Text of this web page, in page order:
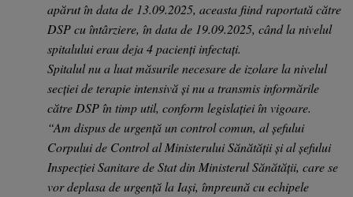
apărut în data de 13.09.2025, aceasta fiind raportată către
DSP cu întârziere, în data de 19.09.2025, când la nivelul
spitalului erau deja 4 pacienți infectați.
Spitalul nu a luat măsurile necesare de izolare la nivelul
secției de terapie intensivă și nu a transmis informările
către DSP în timp util, conform legislației în vigoare.
“Am dispus de urgență un control comun, al șefului
Corpului de Control al Ministerului Sănătății și al șefului
Inspecției Sanitare de Stat din Ministerul Sănătății, care se
vor deplasa de urgență la Iași, împreună cu echipele